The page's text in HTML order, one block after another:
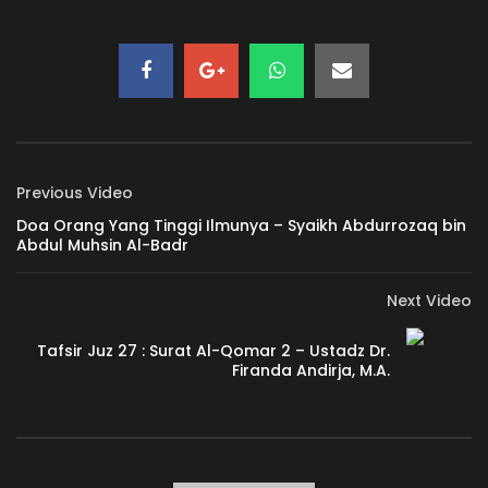
64. SUDAH BERMANFAATKAH ILMU ANDA?
ADMIN-KAJIAN 30.3K 888
62. SEBUAH AMANAT
58. MERASA DIAWASI
Previous Video
Doa Orang Yang Tinggi Ilmunya – Syaikh Abdurrozaq bin
Abdul Muhsin Al-Badr
Next Video
Tafsir Juz 27 : Surat Al-Qomar 2 – Ustadz Dr.
Firanda Andirja, M.A.